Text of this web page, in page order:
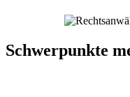
Schwerpunkte